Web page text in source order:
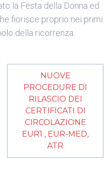
la Festa della Donna ed
fiorisce proprio nei primi
della ricorrenza.
NUOVE
PROCEDURE DI
RILASCIO DEI
CERTIFICATI DI
CIRCOLAZIONE
EUR1 , EUR-MED,
ATR